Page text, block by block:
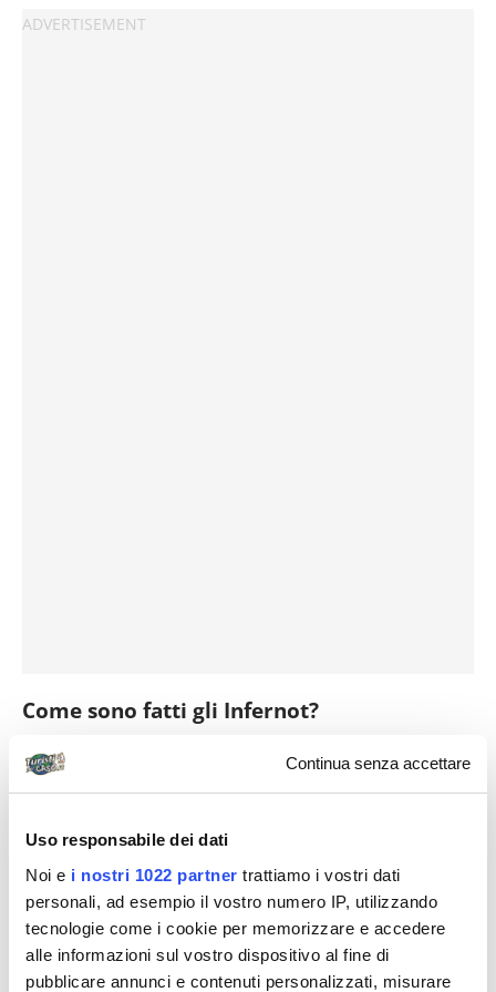
Continua senza accettare
Uso responsabile dei dati
Noi e i nostri 1022 partner trattiamo i vostri dati
personali, ad esempio il vostro numero IP, utilizzando
tecnologie come i cookie per memorizzare e accedere
alle informazioni sul vostro dispositivo al fine di
pubblicare annunci e contenuti personalizzati, misurare
Come sono fatti gli Infernot?
Un singolo Infernot è un
piccolo capolavoro di
architettura popolare: l’ingresso, spesso
che scende sotto terra, in una o più stanze
scavate nella roccia. L’interno, con le suenicchie
suoi
corridoi
, mantiene una temperatura e
un’umidità costanti, ideali per la conservazione del
vino. Lepareti in tufo, la penombra e il silenzio